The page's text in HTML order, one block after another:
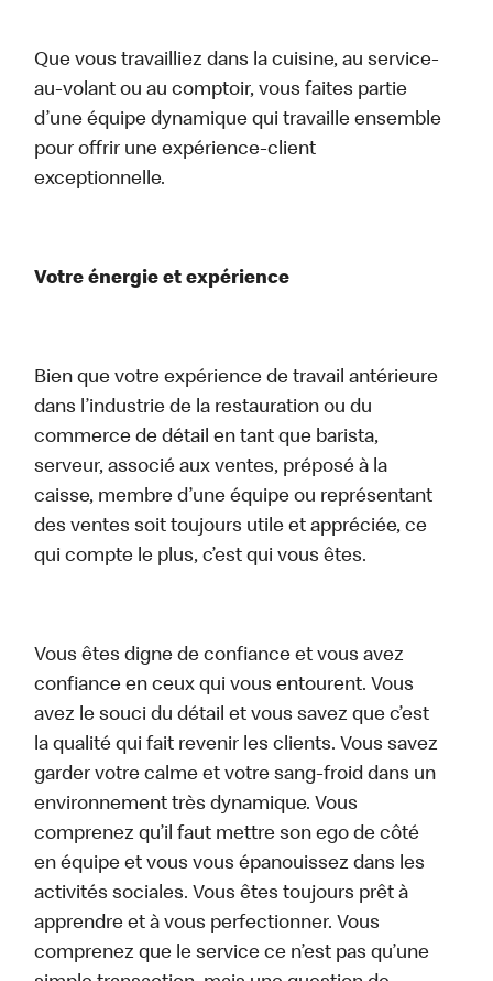
Que vous travailliez dans la cuisine, au service-
au-volant ou au comptoir, vous faites partie
d’une équipe dynamique qui travaille ensemble
pour offrir une expérience-client
exceptionnelle.
Votre énergie et expérience
Bien que votre expérience de travail antérieure
dans l’industrie de la restauration ou du
commerce de détail en tant que barista,
serveur, associé aux ventes, préposé à la
caisse, membre d’une équipe ou représentant
des ventes soit toujours utile et appréciée, ce
qui compte le plus, c’est qui vous êtes.
Vous êtes digne de confiance et vous avez
confiance en ceux qui vous entourent. Vous
avez le souci du détail et vous savez que c’est
la qualité qui fait revenir les clients. Vous savez
garder votre calme et votre sang-froid dans un
environnement très dynamique. Vous
comprenez qu’il faut mettre son ego de côté
en équipe et vous vous épanouissez dans les
activités sociales. Vous êtes toujours prêt à
apprendre et à vous perfectionner. Vous
comprenez que le service ce n’est pas qu’une